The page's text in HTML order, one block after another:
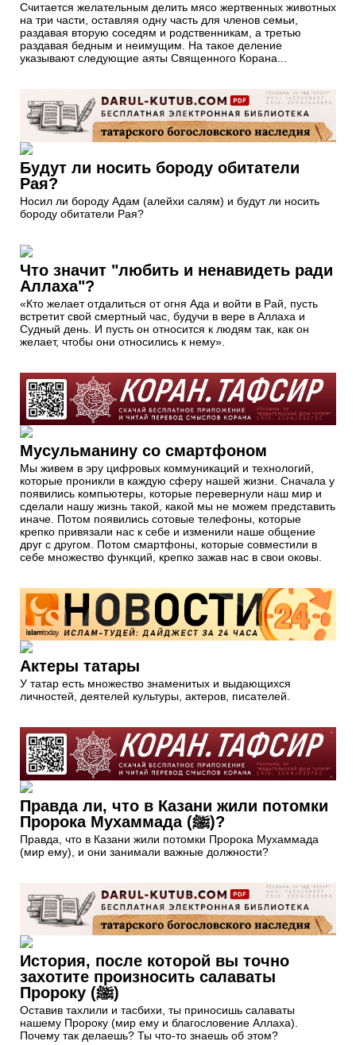
Считается желательным делить мясо жертвенных животных
на три части, оставляя одну часть для членов семьи,
раздавая вторую соседям и родственникам, а третью
раздавая бедным и неимущим. На такое деление
указывают следующие аяты Священного Корана...
Будут ли носить бороду обитатели
Рая?
Носил ли бороду Адам (алейхи салям) и будут ли носить
бороду обитатели Рая?
Что значит "любить и ненавидеть ради
Аллаха"?
«Кто желает отдалиться от огня Ада и войти в Рай, пусть
встретит свой смертный час, будучи в вере в Аллаха и
Судный день. И пусть он относится к людям так, как он
желает, чтобы они относились к нему».
Мусульманину со смартфоном
Мы живем в эру цифровых коммуникаций и технологий,
которые проникли в каждую сферу нашей жизни. Сначала у
появились компьютеры, которые перевернули наш мир и
сделали нашу жизнь такой, какой мы не можем представить
иначе. Потом появились сотовые телефоны, которые
крепко привязали нас к себе и изменили наше общение
друг с другом. Потом смартфоны, которые совместили в
себе множество функций, крепко зажав нас в свои оковы.
Актеры татары
У татар есть множество знаменитых и выдающихся
личностей, деятелей культуры, актеров, писателей.
Правда ли, что в Казани жили потомки
Пророка Мухаммада (ﷺ)?
Правда, что в Казани жили потомки Пророка Мухаммада
(мир ему), и они занимали важные должности?
История, после которой вы точно
захотите произносить салаваты
Пророку (ﷺ)
Оставив тахлили и тасбихи, ты приносишь салаваты
нашему Пророку (мир ему и благословение Аллаха).
Почему так делаешь? Ты что-то знаешь об этом?